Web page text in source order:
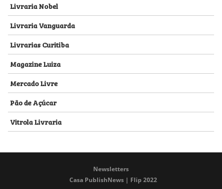
Livraria Nobel
Livraria Vanguarda
Livrarias Curitiba
Magazine Luiza
Mercado Livre
Pão de Açúcar
Vitrola Livraria
Newsletters
Casa PublishNews | Flip 2022